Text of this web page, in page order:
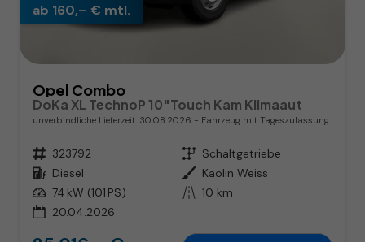
ab 160,– € mtl.
Opel Combo
DoKa XL TechnoP 10"Touch Kam Klimaaut
unverbindliche Lieferzeit: 30.08.2026 Fahrzeug mit Tageszulassung
Fahrzeugnr. 323792 Getriebe Schaltgetriebe
Kraftstoff Diesel Außenfarbe Kaolin Weiss
Leistung 74 kW (101 PS) Kilometerstand 10 km
20.04.2026